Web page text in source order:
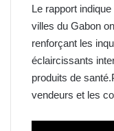
Le rapport
villes du Gabon
renforçant les
éclaircissants
produits de
vendeurs et les